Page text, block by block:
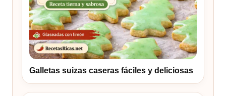
Galletas suizas caseras fáciles y deliciosas